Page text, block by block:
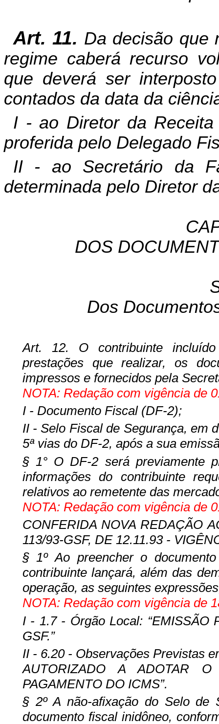
Art. 11. Da decisão que
regime caberá recurso
que deverá ser
contados da data da
I - ao Diretor da
proferida pelo Delegado
II - ao Secretário da
determinada pelo Diretor
DOS
Dos
Art. 12. O contribuinte
prestações que realizar, os
impressos e fornecidos pela
NOTA: Redação com vigência de
I - Documento Fiscal (DF-2);
II - Selo Fiscal de Segurança, em
5ª vias do DF-2, após a sua
§ 1° O DF-2 será previamente
informações do contribuinte
relativos ao remetente das
NOTA: Redação com vigência de
CONFERIDA NOVA REDAÇÃO
113/93-GSF, DE 12.11.93 -
§ 1º Ao preencher o
contribuinte lançará, além das
operação, as seguintes
NOTA: Redação com vigência de
I - 1.7 - Órgão Local: “EMISSÃO
GSF.”
II - 6.20 - Observações Previstas
AUTORIZADO A ADOTAR
PAGAMENTO DO ICMS”.
§ 2º A não-afixação do Selo de
documento fiscal inidôneo,